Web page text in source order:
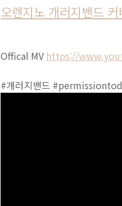
오렌지노 개러지밴드
Offical MV https://
#개러지밴드